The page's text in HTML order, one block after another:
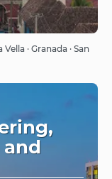
· Granada · San
and